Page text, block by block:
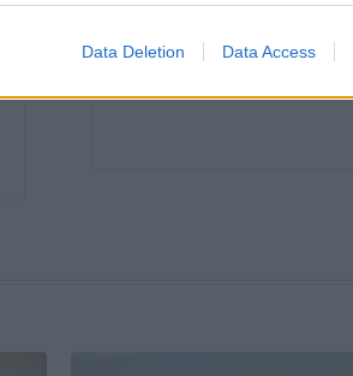
Data Deletion Data Access